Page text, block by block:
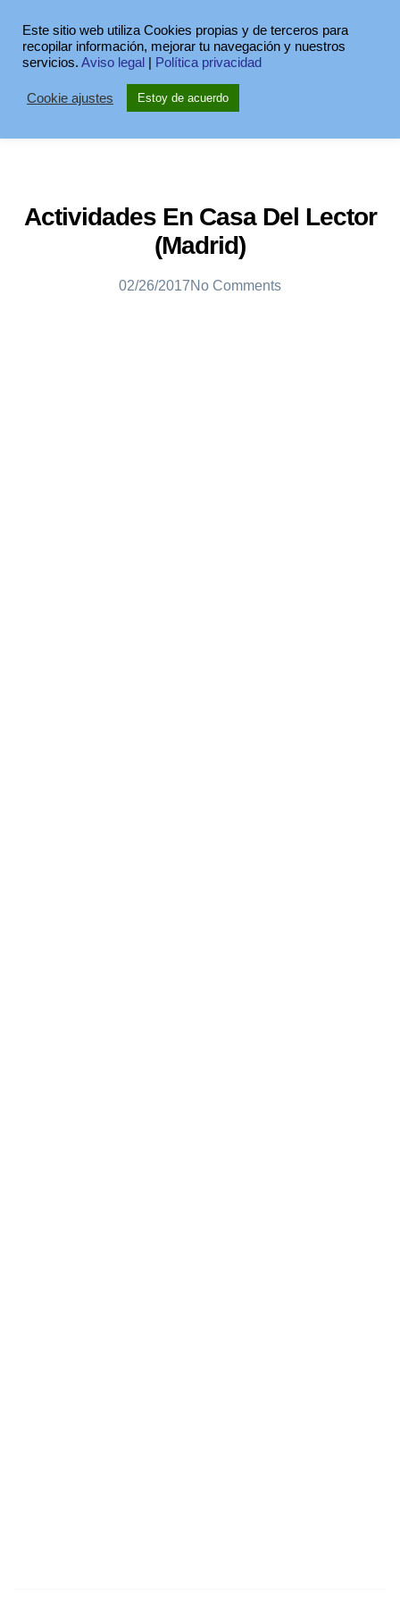
Actividades En Casa Del Lector
(Madrid)
02/26/2017No Comments
Este sitio web utiliza Cookies propias y de terceros para
recopilar información, mejorar tu navegación y nuestros
servicios. Aviso legal Política privacidad
Cookie ajustes Estoy de acuerdo